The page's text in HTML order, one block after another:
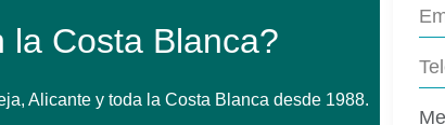
la Costa Blanca?
Alicante y toda la Costa Blanca desde 1988.